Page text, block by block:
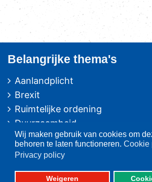
Wij maken gebruik van cookies om
behoren te laten functioneren. Cookie
Privacy policy
Weigeren
Belangrijke thema's
Aanlandplicht
Brexit
Ruimtelijke ordening
Duurzaamheid
Pulsvisserij
Innovatie
Vissers voor schone zee